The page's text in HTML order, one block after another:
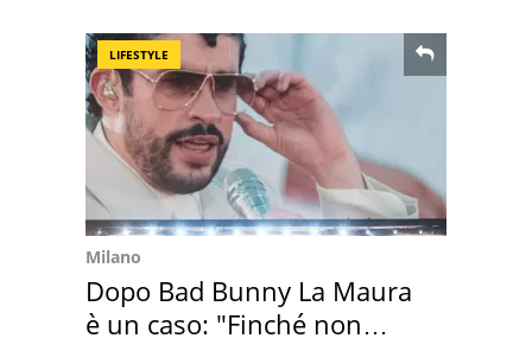
LIFESTYLE
Milano
Dopo Bad Bunny La Maura
è un caso: "Finché non